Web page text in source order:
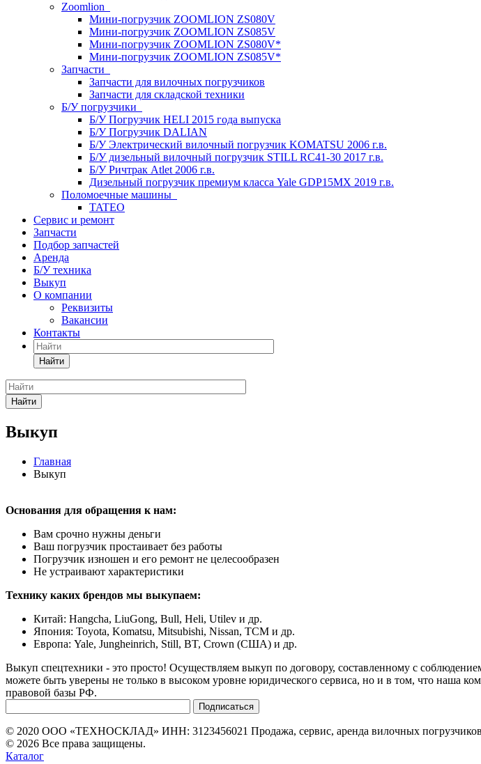
Zoomlion
Мини-погрузчик ZOOMLION ZS080V
Мини-погрузчик ZOOMLION ZS085V
Мини-погрузчик ZOOMLION ZS080V*
Мини-погрузчик ZOOMLION ZS085V*
Запчасти
Запчасти для вилочных погрузчиков
Запчасти для складской техники
Б/У погрузчики
Б/У Погрузчик HELI 2015 года выпуска
Б/У Погрузчик DALIAN
Б/У Электрический вилочный погрузчик KOMATSU 2006 г.в.
Б/У дизельный вилочный погрузчик STILL RC41-30 2017 г.в.
Б/У Ричтрак Atlet 2006 г.в.
Дизельный погрузчик премиум класса Yale GDP15MX 2019 г.в.
Поломоечные машины
TATEO
Сервис и ремонт
Запчасти
Подбор запчастей
Аренда
Б/У техника
Выкуп
О компании
Реквизиты
Вакансии
Контакты
Найти
Найти
Выкуп
Главная
Выкуп
Основания для обращения к нам:
Вам срочно нужны деньги
Ваш погрузчик простаивает без работы
Погрузчик изношен и его ремонт не целесообразен
Не устраивают характеристики
Технику каких брендов мы выкупаем:
Китай: Hangcha, LiuGong, Bull, Heli, Utilev и др.
Япония: Toyota, Komatsu, Mitsubishi, Nissan, TCM и др.
Европа: Yale, Jungheinrich, Still, BT, Crown (США) и др.
Выкуп спецтехники - это просто! Осуществляем выкуп по договору, составленному с
можете быть уверены не только в высоком уровне юридического сервиса, но и в том, что наша
правовой базы РФ.
© 2020 ООО «ТЕХНОСКЛАД» ИНН: 3123456021 Продажа, сервис, аренда вилочных погрузчиков
© 2026 Все права защищены.
Каталог